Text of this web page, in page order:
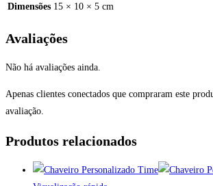
Dimensões 15 × 10 × 5 cm
Avaliações
Não há avaliações ainda.
Apenas clientes conectados que compraram este
avaliação.
Produtos relacionados